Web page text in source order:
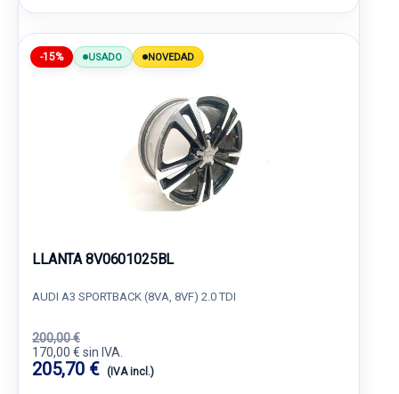
-15% USADO NOVEDAD
LLANTA 8V0601025BL
AUDI A3 SPORTBACK (8VA, 8VF) 2.0 TDI
200,00 €
170,00 € sin IVA.
205,70 € (IVA incl.)